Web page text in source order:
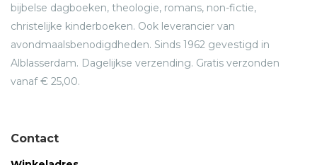
bijbelse dagboeken, theologie, romans, non-fictie,
christelijke kinderboeken. Ook leverancier van
avondmaalsbenodigdheden. Sinds 1962 gevestigd in
Alblasserdam. Dagelijkse verzending. Gratis verzonden
vanaf € 25,00.
Contact